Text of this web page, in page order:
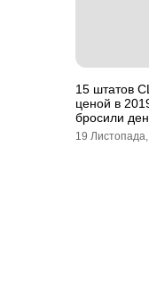
15 штатов
ценой в
бросили
19